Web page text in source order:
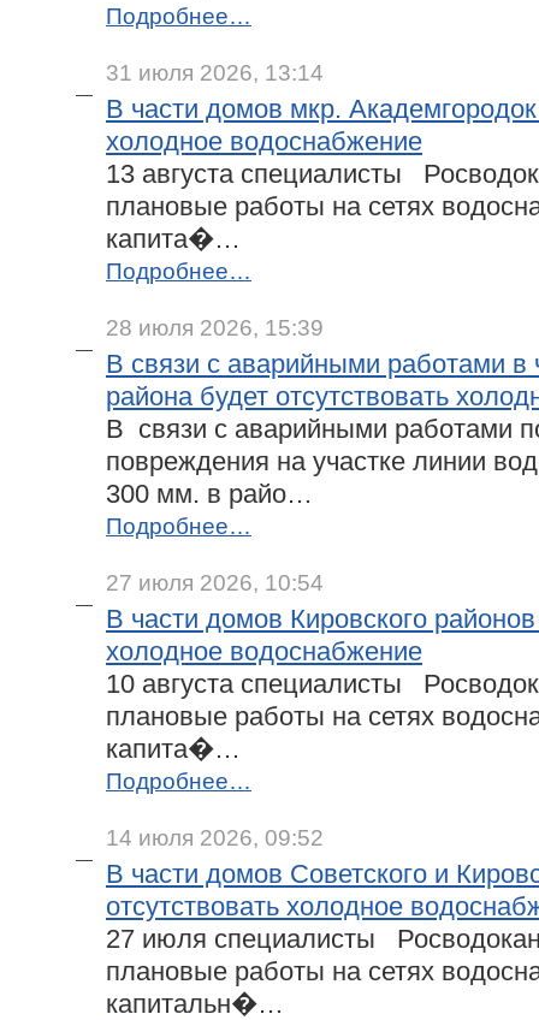
Подробнее…
31 июля 2026, 13:14
В части домов мкр. Академгородок
холодное водоснабжение
13 августа специалисты
плановые работы на сетях
капита�…
Подробнее…
28 июля 2026, 15:39
В связи с аварийными работами в
района будет отсутствовать
В связи с аварийными работами
повреждения на участке линии
300 мм. в райо…
Подробнее…
27 июля 2026, 10:54
В части домов Кировского районов
холодное водоснабжение
10 августа специалисты
плановые работы на сетях
капита�…
Подробнее…
14 июля 2026, 09:52
В части домов Советского и
отсутствовать холодное
27 июля специалисты
плановые работы на сетях
капитальн�…